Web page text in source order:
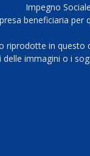
Impegno
beneficiaria per
riprodotte in questo
delle immagini o i